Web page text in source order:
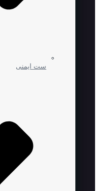
ست ایمنی